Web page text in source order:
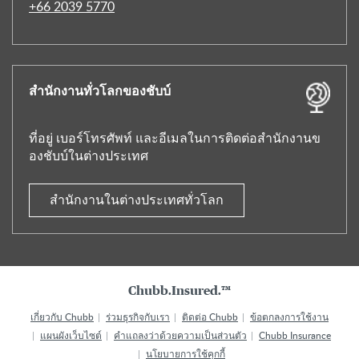
+66 2039 5770
สำนักงานทั่วโลกของชับบ์
ที่อยู่ เบอร์โทรศัพท์ และอีเมลในการติดต่อสำนักงานข
องชับบ์ในต่างประเทศ
สำนักงานในต่างประเทศทั่วโลก
Chubb.Insured.™
เกี่ยวกับ Chubb
ร่วมธุรกิจกับเรา ติดต่อ Chubb
ข้อตกลงการใช้งาน
แผนผังเว็บไซต์
คำแถลงว่าด้วยความเป็นส่วนตัว
Chubb Insurance
นโยบายการใช้คุกกี้